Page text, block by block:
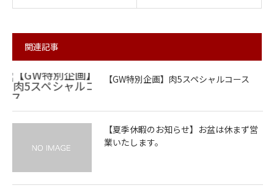
関連記事
【GW特別企画】肉5スペシャルコース
【夏季休暇のお知らせ】お盆は休まず営
業いたします。